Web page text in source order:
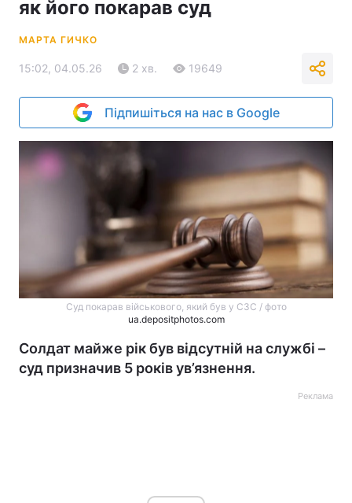
як його покарав суд
МАРТА ГИЧКО
15:02, 04.05.26 2 хв. 19649
Підпишіться на нас в Google
Суд покарав військового, який був у СЗС / фото
ua.depositphotos.com
Солдат майже рік був відсутній на службі –
суд призначив 5 років ув’язнення.
Реклама